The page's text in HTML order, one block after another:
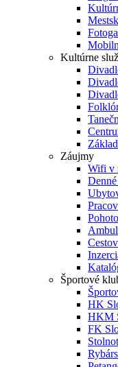
Kultúrne
Záujmy
Wifi v
Športové
HK
HKM
FK